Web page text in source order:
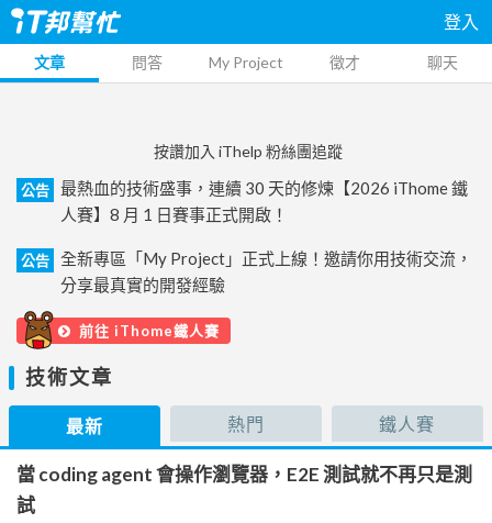
登入
文章 問答 My Project 徵才 聊天
按讚加入 iThelp 粉絲團追蹤
公告
最熱血的技術盛事，連續 30 天的修煉【2026 iThome 鐵
人賽】8 月 1 日賽事正式開啟！
公告
全新專區「My Project」正式上線！邀請你用技術交流，
分享最真實的開發經驗
前往 iThome鐵人賽
技術文章
最新 熱門 鐵人賽
當 coding agent 會操作瀏覽器，E2E 測試就不再只是測
試